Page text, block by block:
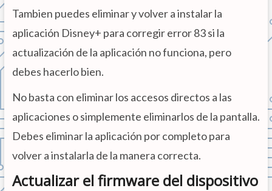
Tambien puedes eliminar y volver a instalar la
aplicación Disney+ para corregir error 83 si la
actualización de la aplicación no funciona, pero
debes hacerlo bien.
No basta con eliminar los accesos directos a las
aplicaciones o simplemente eliminarlos de la pantalla.
Debes eliminar la aplicación por completo para
volver a instalarla de la manera correcta.
Actualizar el firmware del dispositivo